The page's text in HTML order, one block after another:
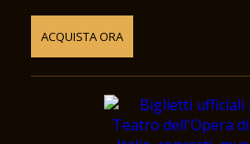
ACQUISTA ORA